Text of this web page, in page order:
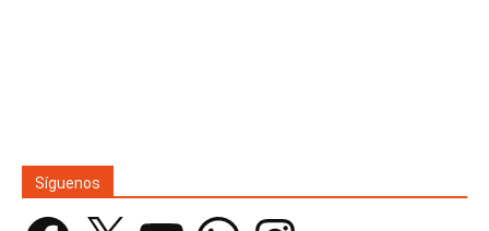
Síguenos
Facebook YouTube WhatsAppInstagram